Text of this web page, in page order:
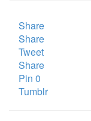
Share
Share
Tweet
Share
Pin 0
Tumblr